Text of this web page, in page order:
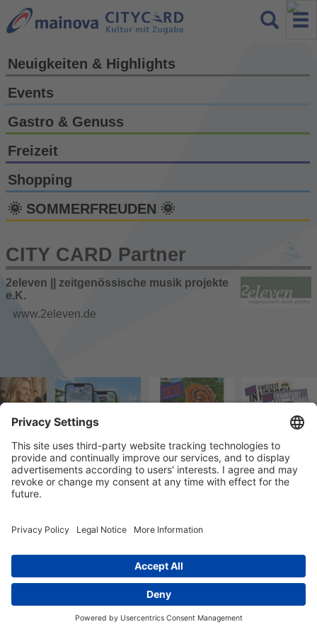
Neuigkeiten & Highlights
Events
Gastro & Genuss
Freizeit
Shopping
🌞 SOMMERFREUDEN 🌞
CITY CARD Partner
2eleven || zeitgenössische musik projekte
e.K.
www.2eleven.de
© 2023 k/c/e Marketing GmbH –Impressum